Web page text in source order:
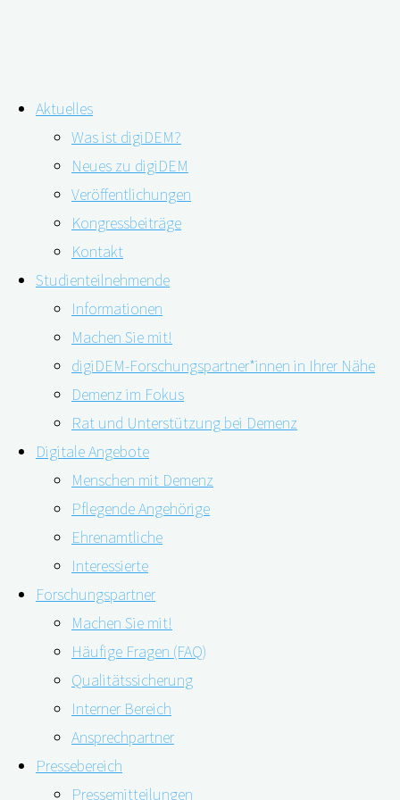
Inhalt
springen
Aktuelles
Was ist digiDEM?
Neues zu digiDEM
Veröffentlichungen
Kongressbeiträge
Kontakt
Studienteilnehmende
Informationen
Machen Sie mit!
digiDEM-Forschungspartner*innen in Ihrer Nähe
Demenz im Fokus
Rat und Unterstützung bei Demenz
Digitale Angebote
Menschen mit Demenz
Pflegende Angehörige
Ehrenamtliche
Interessierte
Forschungspartner
Machen Sie mit!
Häufige Fragen (FAQ)
Qualitätssicherung
Interner Bereich
Ansprechpartner
Pressebereich
Pressemitteilungen
Schlagwort: Open Innovation
Wettbewerb
Online-Kurs, Pflege-App und Demenz-
Podcast: die Gewinner des Open
Innovation Wettbewerbs
19.04.202122.02.2022
Unterstützung, Teilhabe, Austausch – unter diesem
Motto stand der Open Innovation Wettbewerb von
digiDEM Bayern. Die drei Gewinner des Wettbewerbs
finden Sie jetzt auf der digiDEM Webseite.